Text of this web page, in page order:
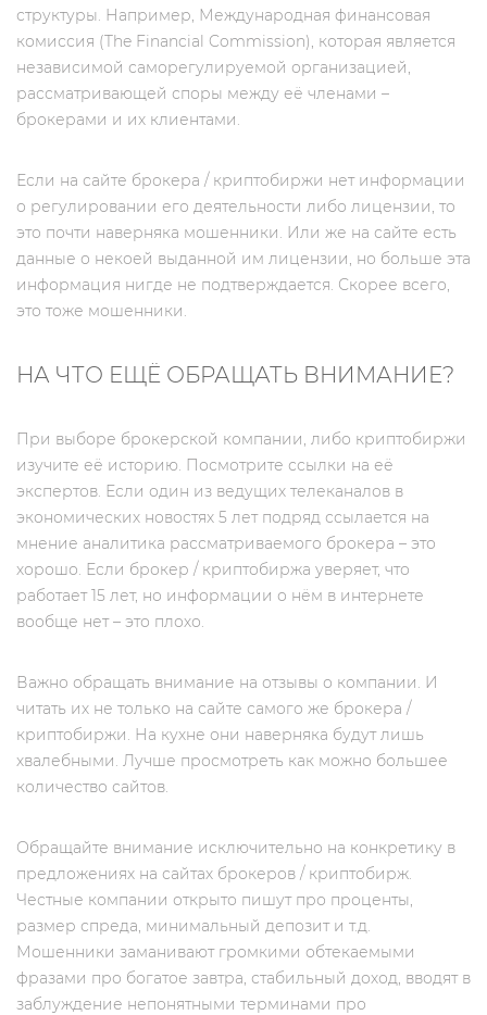
структуры. Например, Международная финансовая
комиссия (The Financial Commission), которая является
независимой саморегулируемой организацией,
рассматривающей споры между её членами –
брокерами и их клиентами.
Если на сайте брокера / криптобиржи нет информации
о регулировании его деятельности либо лицензии, то
это почти наверняка мошенники. Или же на сайте есть
данные о некоей выданной им лицензии, но больше эта
информация нигде не подтверждается. Скорее всего,
это тоже мошенники.
НА ЧТО ЕЩЁ ОБРАЩАТЬ ВНИМАНИЕ?
При выборе брокерской компании, либо криптобиржи
изучите её историю. Посмотрите ссылки на её
экспертов. Если один из ведущих телеканалов в
экономических новостях 5 лет подряд ссылается на
мнение аналитика рассматриваемого брокера – это
хорошо. Если брокер / криптобиржа уверяет, что
работает 15 лет, но информации о нём в интернете
вообще нет – это плохо.
Важно обращать внимание на отзывы о компании. И
читать их не только на сайте самого же брокера /
криптобиржи. На кухне они наверняка будут лишь
хвалебными. Лучше просмотреть как можно большее
количество сайтов.
Обращайте внимание исключительно на конкретику в
предложениях на сайтах брокеров / криптобирж.
Честные компании открыто пишут про проценты,
размер спреда, минимальный депозит и т.д.
Мошенники заманивают громкими обтекаемыми
фразами про богатое завтра, стабильный доход, вводят в
заблуждение непонятными терминами про